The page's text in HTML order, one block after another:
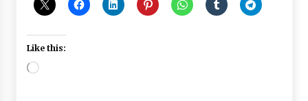
Like this:
Loading…